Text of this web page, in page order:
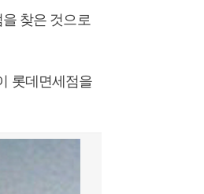
찾은 것으로
롯데면세점을